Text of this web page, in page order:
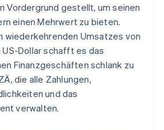
Vordergrund gestellt, um seinen
einen Mehrwert zu bieten.
wiederkehrenden Umsatzes von
Dollar schafft es das
Finanzgeschäften schlank zu
die alle Zahlungen,
und das
verwalten.